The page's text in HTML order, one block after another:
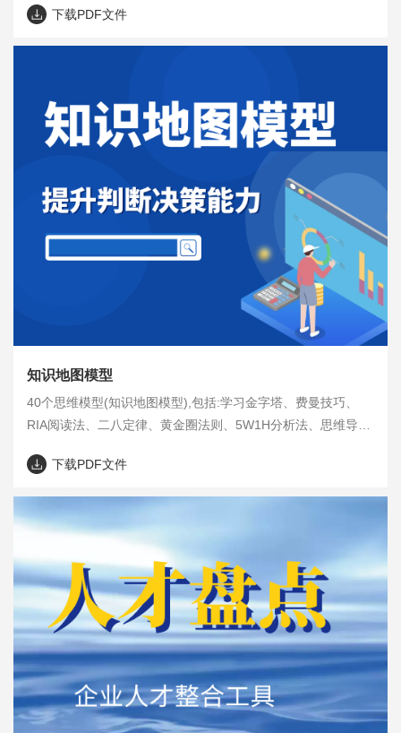
下载PDF文件
知识地图模型
40个思维模型(知识地图模型),包括:学习金字塔、费曼技巧、
RIA阅读法、二八定律、黄金圈法则、5W1H分析法、思维导
维、SCAMPER...
下载PDF文件